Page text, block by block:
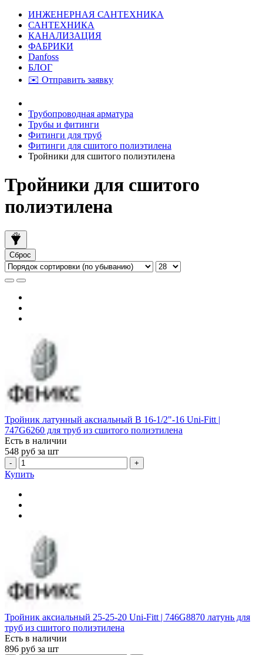
ИНЖЕНЕРНАЯ САНТЕХНИКА
САНТЕХНИКА
КАНАЛИЗАЦИЯ
ФАБРИКИ
Danfoss
БЛОГ
✉️ Отправить заявку
Трубопроводная арматура
Трубы и фитинги
Фитинги для труб
Фитинги для сшитого полиэтилена
Тройники для сшитого полиэтилена
Тройники для сшитого
полиэтилена
Сброс
Тройник латунный аксиальный В 16-1/2"-16 Uni-Fitt |
747G6260 для труб из сшитого полиэтилена
Есть в наличии
548 руб за шт
- +
Купить
Тройник аксиальный 25-25-20 Uni-Fitt | 746G8870 латунь для
труб из сшитого полиэтилена
Есть в наличии
896 руб за шт